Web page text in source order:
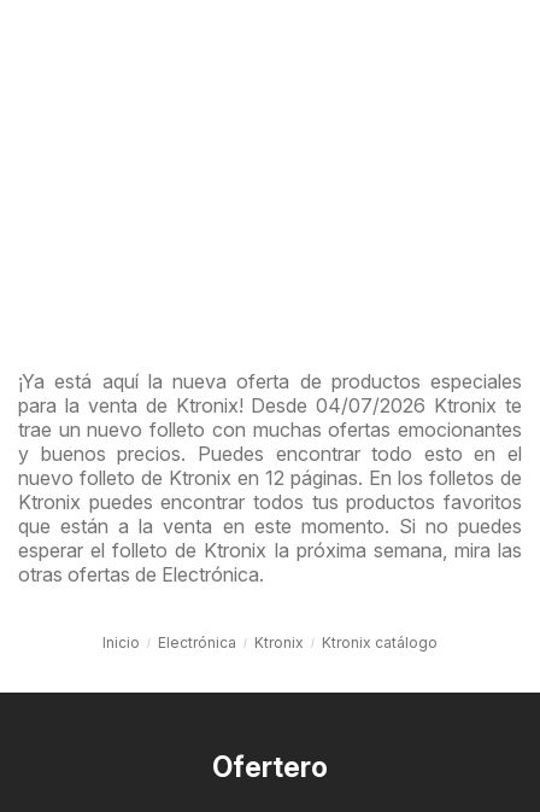
¡Ya está aquí la nueva oferta de productos especiales
para la venta de Ktronix! Desde 04/07/2026 Ktronix te
trae un nuevo folleto con muchas ofertas emocionantes
y buenos precios. Puedes encontrar todo esto en el
nuevo folleto de Ktronix en 12 páginas. En los folletos de
Ktronix puedes encontrar todos tus productos favoritos
que están a la venta en este momento. Si no puedes
esperar el folleto de Ktronix la próxima semana, mira las
otras ofertas de Electrónica.
Inicio Electrónica Ktronix Ktronix catálogo
Ofertero